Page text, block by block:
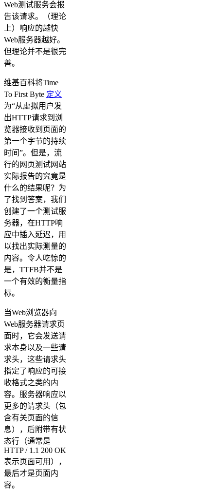
Web测试服务会报
告该请求。（理论
上）响应的越快
Web服务器越好。
但理论并不是很完
善。
维基百科将Time
To First Byte 定义
为“从虚拟用户发
出HTTP请求到浏
览器接收到页面的
第一个字节的持续
时间”。但是，流
行的网页测试网站
实际报告的究竟是
什么的结果呢？为
了找到答案，我们
创建了一个测试服
务器，在HTTP响
应中插入延迟，用
以找出实际测量的
内容。令人吃惊的
是，TTFB并不是
一个有效的衡量指
标。
当Web浏览器向
Web服务器请求页
面时，它会发送请
求本身以及一些请
求头，这些请求头
指定了响应的可接
收格式之类的内
容。服务器响应以
更多的请求头（包
含有关页面的信
息），后附带有状
态行（通常是
HTTP / 1.1 200 OK
表示页面可用），
最后才是页面内
容。